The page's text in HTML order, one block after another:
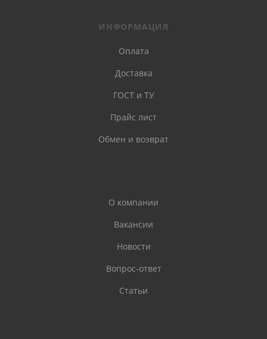
ИНФОРМАЦИЯ
Оплата
Доставка
ГОСТ и ТУ
Прайс лист
Обмен и возврат
О компании
Вакансии
Новости
Вопрос-ответ
Статьи